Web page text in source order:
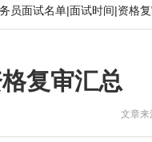
员面试名单|面试时间|资格
复审汇总
文章来